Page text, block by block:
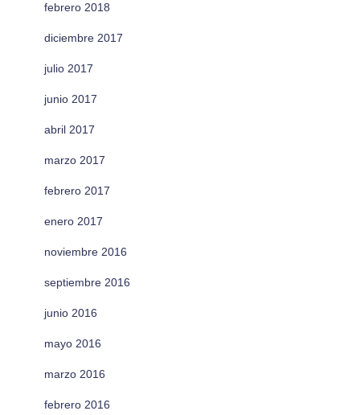
febrero 2018
diciembre 2017
julio 2017
junio 2017
abril 2017
marzo 2017
febrero 2017
enero 2017
noviembre 2016
septiembre 2016
junio 2016
mayo 2016
marzo 2016
febrero 2016